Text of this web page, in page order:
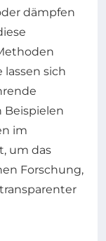
dämpfen
sich
Beispielen
im
um das
Forschung,